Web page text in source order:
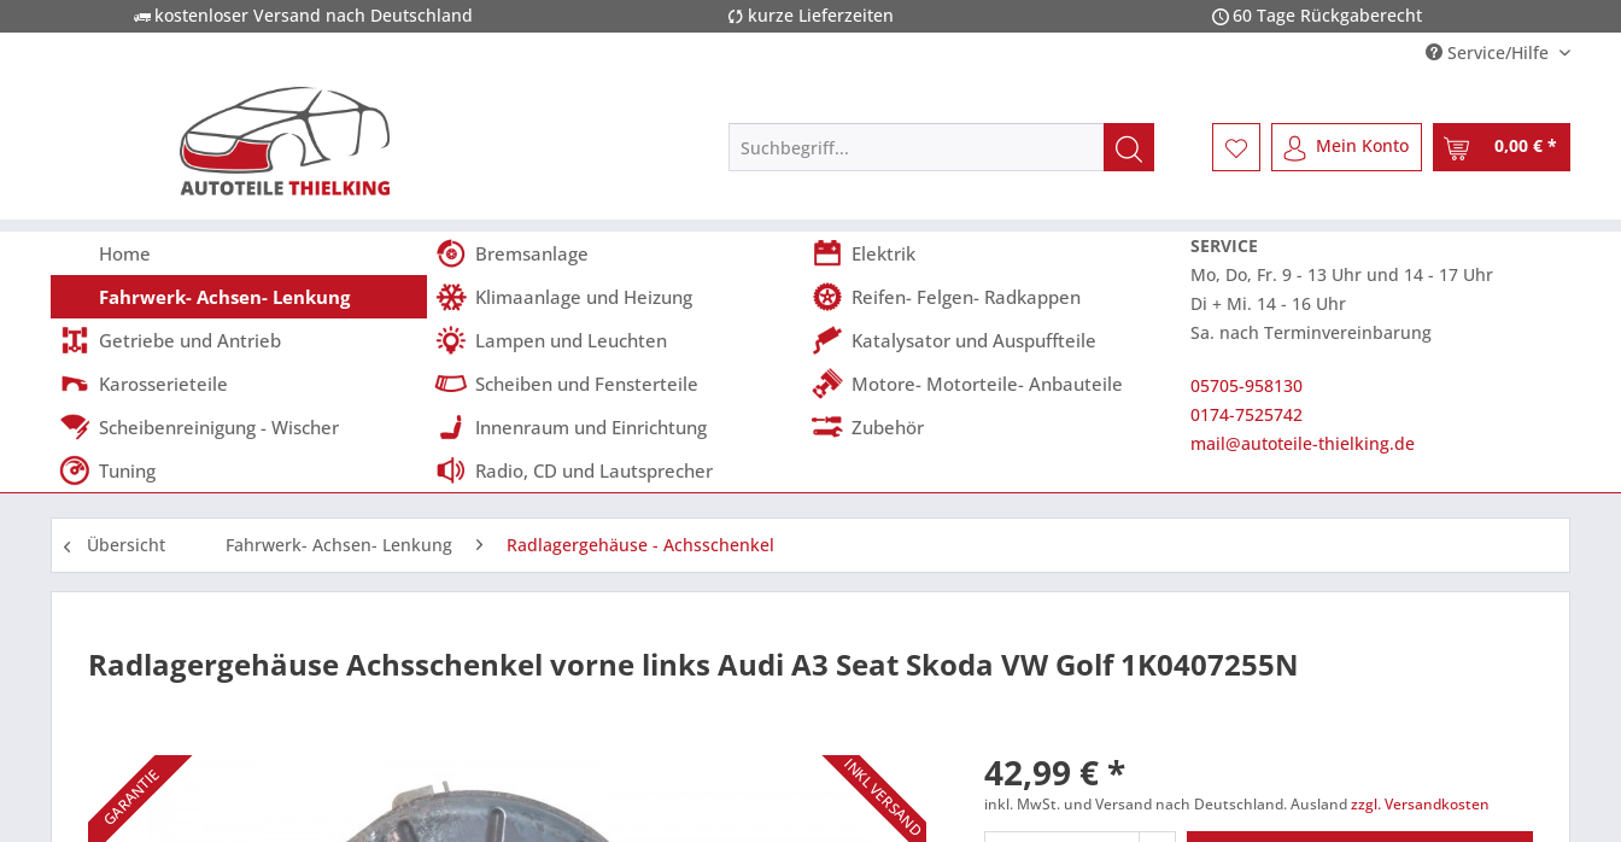
kostenloser Versand nach Deutschland kurze Lieferzeiten
60 Tage Rückgaberecht
Service/Hilfe
Mein Konto 0,00 € *
Home Bremsanlage
Elektrik
Fahrwerk- Achsen- Lenkung
Klimaanlage und Heizung
Reifen- Felgen- Radkappen
Getriebe und Antrieb
Lampen und Leuchten
Katalysator und Auspuffteile
Karosserieteile
Scheiben und Fensterteile
Motore- Motorteile- Anbauteile
Scheibenreinigung - Wischer
Innenraum und Einrichtung
Zubehör
Tuning
Radio, CD und Lautsprecher
SERVICE
Mo, Do, Fr. 9 - 13 Uhr und 14 - 17 Uhr
Di + Mi. 14 - 16 Uhr
Sa. nach Terminvereinbarung
05705-958130
0174-7525742
mail@autoteile-thielking.de
Übersicht Fahrwerk- Achsen- Lenkung Radlagergehäuse - Achsschenkel
Radlagergehäuse Achsschenkel vorne links Audi A3 Seat Skoda VW Golf 1K0407255N
GARANTIE INKL VERSAND 42,99 € *
inkl. MwSt. und Versand nach Deutschland. Auslandzzgl. Versandkosten